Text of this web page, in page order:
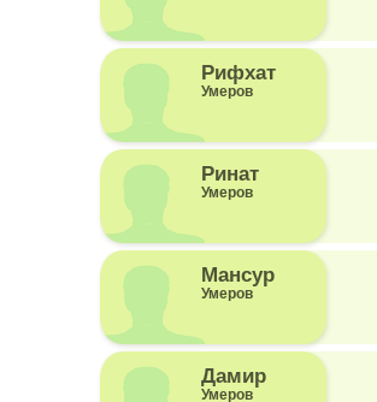
Рифхат
Умеров
Ринат
Умеров
Мансур
Умеров
Дамир
Умеров